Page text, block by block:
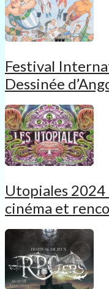
Festival
Dessinée
Utopiales 2024
cinéma et